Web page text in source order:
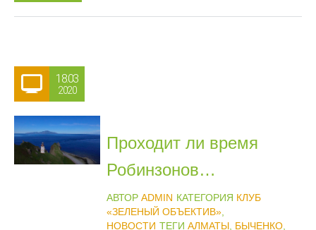
18.03
2020
Проходит ли время
Робинзонов…
АВТОР ADMIN КАТЕГОРИЯ КЛУБ
«ЗЕЛЕНЫЙ ОБЪЕКТИВ»,
НОВОСТИ ТЕГИ АЛМАТЫ, БЫЧЕНКО,